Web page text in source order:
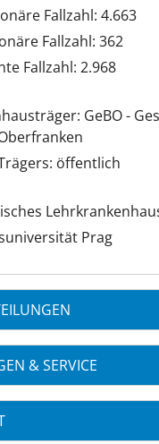
Fallzahl: 4.663
Fallzahl: 362
Fallzahl: 2.968
GeBO -
öffentlich
Prag
& SERVICE